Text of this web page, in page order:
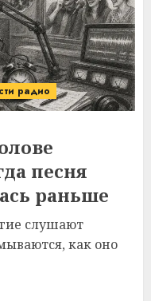
радио
песня
раньше
слушают
как оно